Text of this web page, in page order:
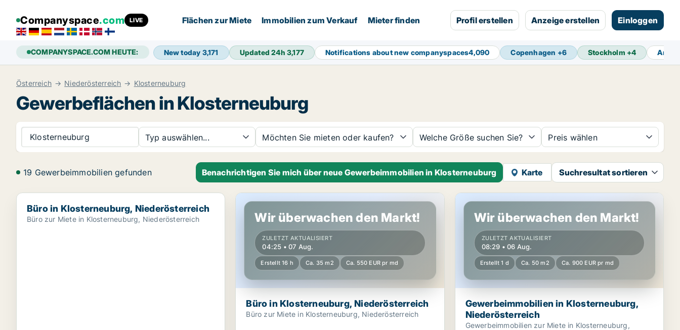
Companyspace.com LIVE Flächen zur Miete Immobilien zum Verkauf Mieter finden Profil erstellen Anzeige erstellen Einloggen
COMPANYSPACE.COM HEUTE: New today 3,171 Updated 24h3,177 Notifications about new companyspaces4,090 Copenhagen +6 Stockholm +4
Österreich Niederösterreich Klosterneuburg
Gewerbeflächen in Klosterneuburg
Klosterneuburg Typ auswählen... Möchten Sie mieten oder kaufen? Welche Größe suchen Sie? Preis wählen
19 Gewerbeimmobilien gefunden Benachrichtigen Sie mich über neue Gewerbeimmobilien in Klosterneuburg Karte Suchresultat sortieren
Büro in Klosterneuburg, Niederösterreich
Büro in Klosterneuburg, Niederösterreich
Büro zur Miete in Klosterneuburg, Niederösterreich
Büro in Klosterneuburg, Niederösterreich
Wir überwachen den Markt!
ZULETZT AKTUALISIERT
04:25 • 07 Aug.
Erstellt 16 h Ca. 35 m2 Ca. 550 EUR pr md
Büro in Klosterneuburg, Niederösterreich
Büro zur Miete in Klosterneuburg, Niederösterreich
Gewerbeimmobilien in Klosterneuburg, Niederösterreich
Wir überwachen den Markt!
ZULETZT AKTUALISIERT
08:29 • 06 Aug.
Erstellt 1 d Ca. 50 m2 Ca. 900 EUR pr md
Gewerbeimmobilien in Klosterneuburg,
Niederösterreich
Gewerbeimmobilien zur Miete in Klosterneuburg,